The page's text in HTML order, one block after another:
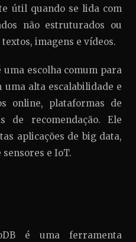
útil quando se lida com
não estruturados ou
imagens e vídeos.
uma escolha comum para
uma alta escalabilidade e
online, plataformas de
de recomendação. Ele
aplicações de big data,
e IoT.
é uma ferramenta